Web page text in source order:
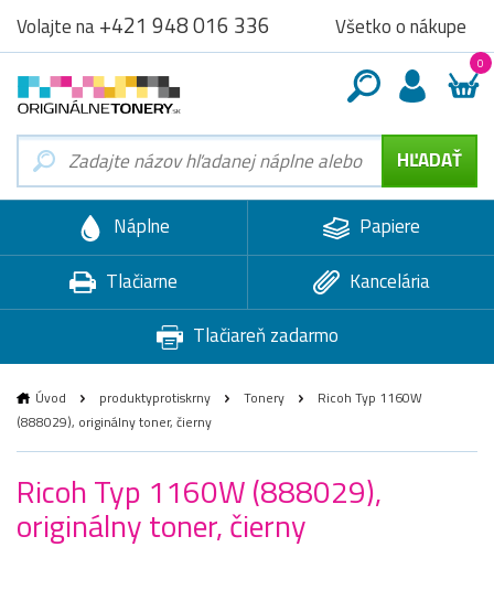
Volajte na+421 948 016 336 Všetko o nákupe
0
Náplne
Papiere
Tlačiarne
Kancelária
Tlačiareň zadarmo
Úvod produktyprotiskrny Tonery
Ricoh Typ 1160W
(888029), originálny toner, čierny
Ricoh Typ 1160W (888029),
originálny toner, čierny